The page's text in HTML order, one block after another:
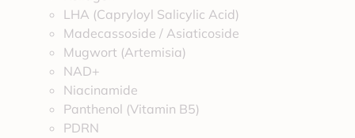
LHA (Capryloyl Salicylic Acid)
Madecassoside / Asiaticoside
Mugwort (Artemisia)
NAD+
Niacinamide
Panthenol (Vitamin B5)
PDRN